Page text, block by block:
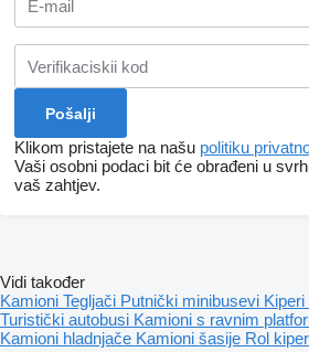
Klikom pristajete na našu politiku
Vaši osobni podaci bit će obrađeni u
vaš zahtjev.
Vidi također
Kamioni Tegljači Putnički minibusevi Kiperi
Turistički autobusi Kamioni s ravnim
Kamioni hladnjače Kamioni šasije Rol